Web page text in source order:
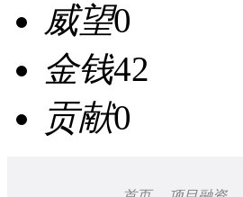
威望0
金钱42
贡献0